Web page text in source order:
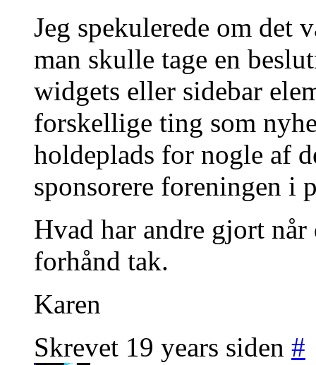
Jeg spekulerede om det
man skulle tage en
widgets eller sidebar
forskellige ting som
holdeplads for nogle af
sponsorere foreningen i
Hvad har andre gjort
forhånd tak.
Karen
Skrevet 19 years siden #